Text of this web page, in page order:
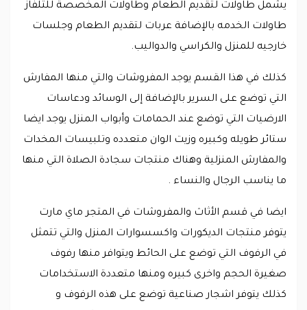
يشمل طاولات لتقديم الطعام وطاولات المخصصة للتلفاز
طاولات الخدمه بالإضافة عربات لتقديم الطعام وجلسات
خارجيه للمنزل والكراسي والدواليب.
كذلك في هذا القسم يوجد المفروشات والتي منها المفارش
التي توضع على السرير بالإضافة إلى الوسائد ودعاسات
الارضيات التي توضع عند الحمامات وأبواب المنزل يوجد ايضا
ستائر طويله وكبيره وزيت الوان متعدده وتلبيسات المخدات
والمفارش المنزلية وهناك منتجات سجادة الصلاة التي منها
ما يناسب الرجال والنساء .
ايضا في قسم الأثاث والمفروشات في المتجر ماي مارت
يتوفر منتجات الديكورات واكسسوارات المنزل والتي تتمثل
في الرفوف التي توضع على الحائط ويتوافر منها رفوف
صغيرة الحجم واخرى كبيره ومنها متعددة الاستخدامات
كذلك يتوفر اشجار صناعية توضع على هذه الرفوف و